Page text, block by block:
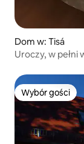
Dom w: Tisá
Uroczy, w pełni
Wybór gości
Wybór gości